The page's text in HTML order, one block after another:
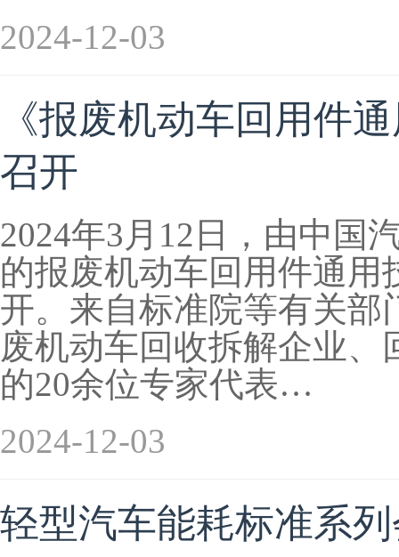
2024-12-03
《报废机动车回用件
召开
2024年3月12日，由中国
的报废机动车回用件通
开。来自标准院等有关部
废机动车回收拆解企业
的20余位专家代表…
2024-12-03
轻型汽车能耗标准系